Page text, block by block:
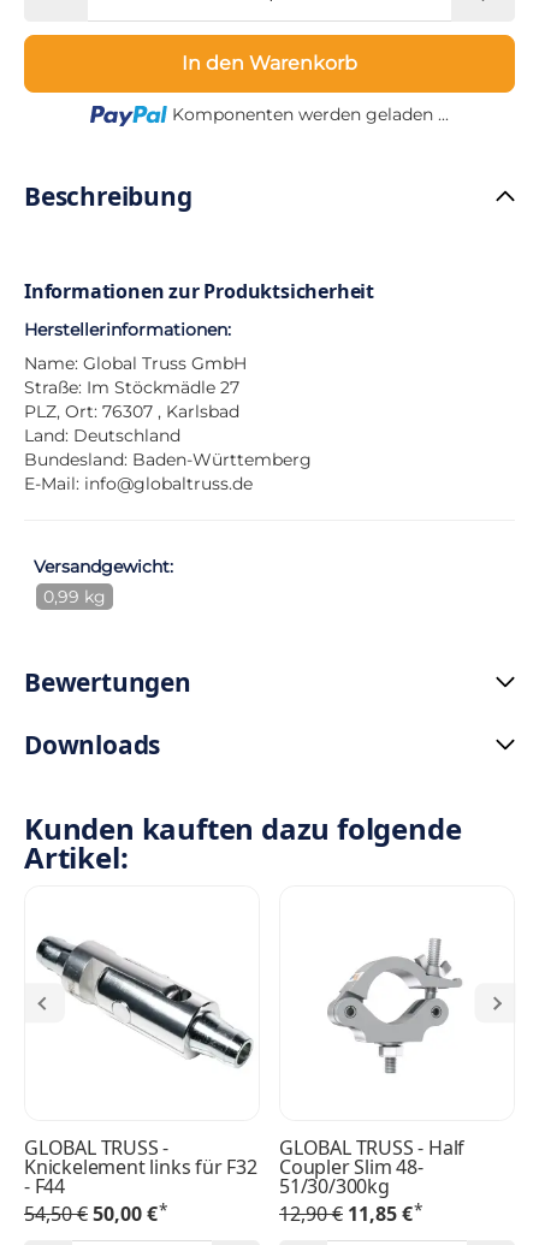
In den Warenkorb
Loading...
Komponenten werden geladen ...
Beschreibung
Informationen zur Produktsicherheit
Herstellerinformationen:
Name: Global Truss GmbH
Straße: Im Stöckmädle 27
PLZ, Ort: 76307 , Karlsbad
Land: Deutschland
Bundesland: Baden-Württemberg
E-Mail: info@globaltruss.de
Versandgewicht:
0,99 kg
Bewertungen
Downloads
Kunden kauften dazu folgende
Artikel:
GLOBAL TRUSS -
Knickelement links für F32
- F44
54,50 €50,00 €*
GLOBAL TRUSS - Half
Coupler Slim 48-
51/30/300kg
12,90 € 11,85 €*